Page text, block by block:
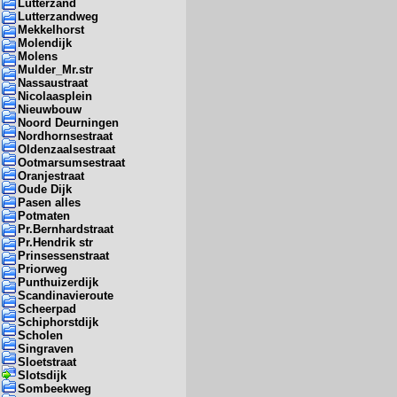
Lutterzand
Lutterzandweg
Mekkelhorst
Molendijk
Molens
Mulder_Mr.str
Nassaustraat
Nicolaasplein
Nieuwbouw
Noord Deurningen
Nordhornsestraat
Oldenzaalsestraat
Ootmarsumsestraat
Oranjestraat
Oude Dijk
Pasen alles
Potmaten
Pr.Bernhardstraat
Pr.Hendrik str
Prinsessenstraat
Priorweg
Punthuizerdijk
Scandinavieroute
Scheerpad
Schiphorstdijk
Scholen
Singraven
Sloetstraat
Slotsdijk
Sombeekweg